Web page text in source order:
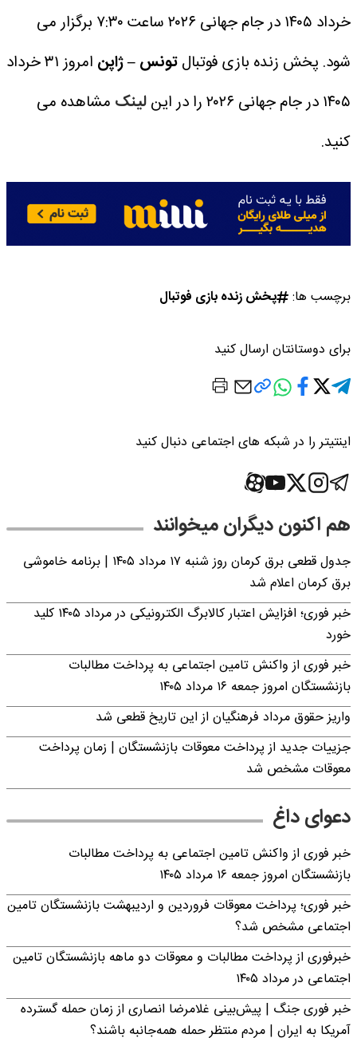
خرداد ۱۴۰۵ در جام جهانی ۲۰۲۶ ساعت ۷:۳۰ برگزار می
شود. پخش زنده بازی فوتبالتونس – ژاپن
امروز ۳۱ خرداد
۱۴۰۵ در جام جهانی ۲۰۲۶ را در این
لینک مشاهده می
کنید.
برچسب ها: پخش زنده بازی فوتبال
برای دوستانتان ارسال کنید
اینتیتر را در شبکه های اجتماعی دنبال کنید
هم اکنون دیگران میخوانند
جدول قطعی برق کرمان روز شنبه ۱۷ مرداد ۱۴۰۵ | برنامه خاموشی
برق کرمان اعلام شد
خبر فوری؛ افزایش اعتبار کالابرگ الکترونیکی در مرداد ۱۴۰۵ کلید
خورد
خبر فوری از واکنش تامین اجتماعی به پرداخت مطالبات
بازنشستگان امروز جمعه ۱۶ مرداد ۱۴۰۵
واریز حقوق مرداد فرهنگیان از این تاریخ قطعی شد
جزییات جدید از پرداخت معوقات بازنشستگان | زمان پرداخت
معوقات مشخص شد
دعوای داغ
خبر فوری از واکنش تامین اجتماعی به پرداخت مطالبات
بازنشستگان امروز جمعه ۱۶ مرداد ۱۴۰۵
خبر فوری؛ پرداخت معوقات فروردین و اردیبهشت بازنشستگان تامین
اجتماعی مشخص شد؟
خبرفوری از پرداخت مطالبات و معوقات دو ماهه بازنشستگان تامین
اجتماعی در مرداد ۱۴۰۵
خبر فوری جنگ | پیش‌بینی غلامرضا انصاری از زمان حمله گسترده
آمریکا به ایران | مردم منتظر حمله همه‌جانبه باشند؟